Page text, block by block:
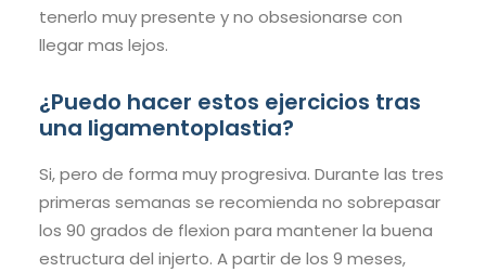
tenerlo muy presente y no obsesionarse con
llegar mas lejos.
¿Puedo hacer estos ejercicios tras
una ligamentoplastia?
Si, pero de forma muy progresiva. Durante las tres
primeras semanas se recomienda no sobrepasar
los 90 grados de flexion para mantener la buena
estructura del injerto. A partir de los 9 meses,